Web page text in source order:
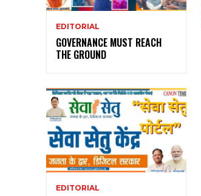
EDITORIAL
GOVERNANCE MUST REACH
THE GROUND
EDITORIAL